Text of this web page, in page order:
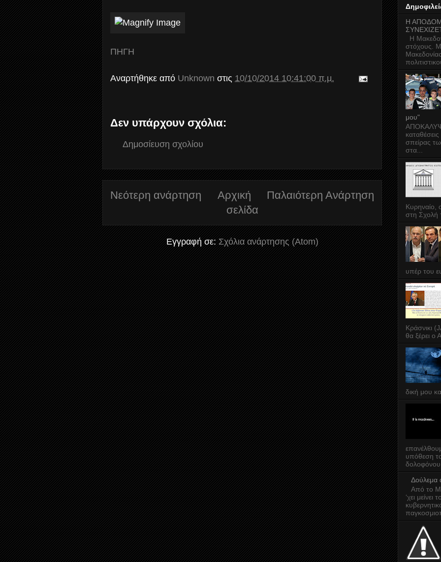
ΠΗΓΗ
Αναρτήθηκε από Unknown στις 10/10/2014 10:41:00 π.μ.
Δεν υπάρχουν σχόλια:
Δημοσίευση σχολίου
Νεότερη ανάρτηση Παλαιότερη Ανάρτηση
Αρχική
σελίδα
Εγγραφή σε: Σχόλια ανάρτησης (Atom)
Η
Η
στόχους.
μου"
σπείρας
στα...
Κυρηναίο,
στη Σχολή
υπέρ του
Κράσνικι
θα ξέρει ο
δική μου
υπόθεση
Δούλεμα
Από το
‘χει